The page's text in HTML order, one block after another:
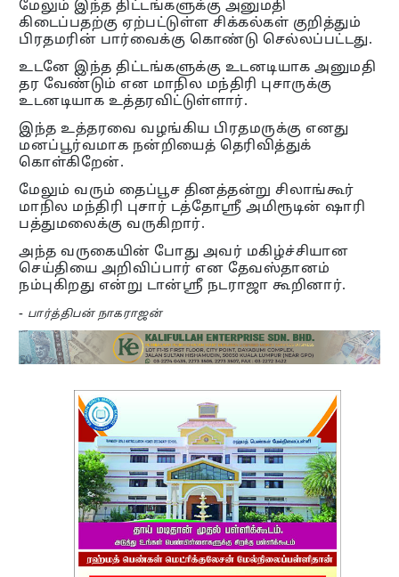
மேலும் இந்த திட்டங்களுக்கு அனுமதி
கிடைப்பதற்கு ஏற்பட்டுள்ள சிக்கல்கள் குறித்தும்
பிரதமரின் பார்வைக்கு கொண்டு செல்லப்பட்டது.
உடனே இந்த திட்டங்களுக்கு உடனடியாக அனுமதி
தர வேண்டும் என மாநில மந்திரி புசாருக்கு
உடனடியாக உத்தரவிட்டுள்ளார்.
இந்த உத்தரவை வழங்கிய பிரதமருக்கு எனது
மனப்பூர்வமாக நன்றியைத் தெரிவித்துக்
கொள்கிறேன்.
மேலும் வரும் தைப்பூச தினத்தன்று சிலாங்கூர்
மாநில மந்திரி புசார் டத்தோஸ்ரீ அமிரூடின் ஷாரி
பத்துமலைக்கு வருகிறார்.
அந்த வருகையின் போது அவர் மகிழ்ச்சியான
செய்தியை அறிவிப்பார் என தேவஸ்தானம்
நம்புகிறது என்று டான்ஸ்ரீ நடராஜா கூறினார்.
- பார்த்திபன் நாகராஜன்